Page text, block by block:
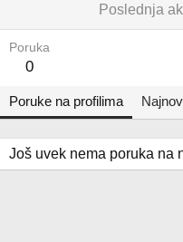
Poslednja
Poruka
0
Poruke na profilima
Još uvek nema poruka na